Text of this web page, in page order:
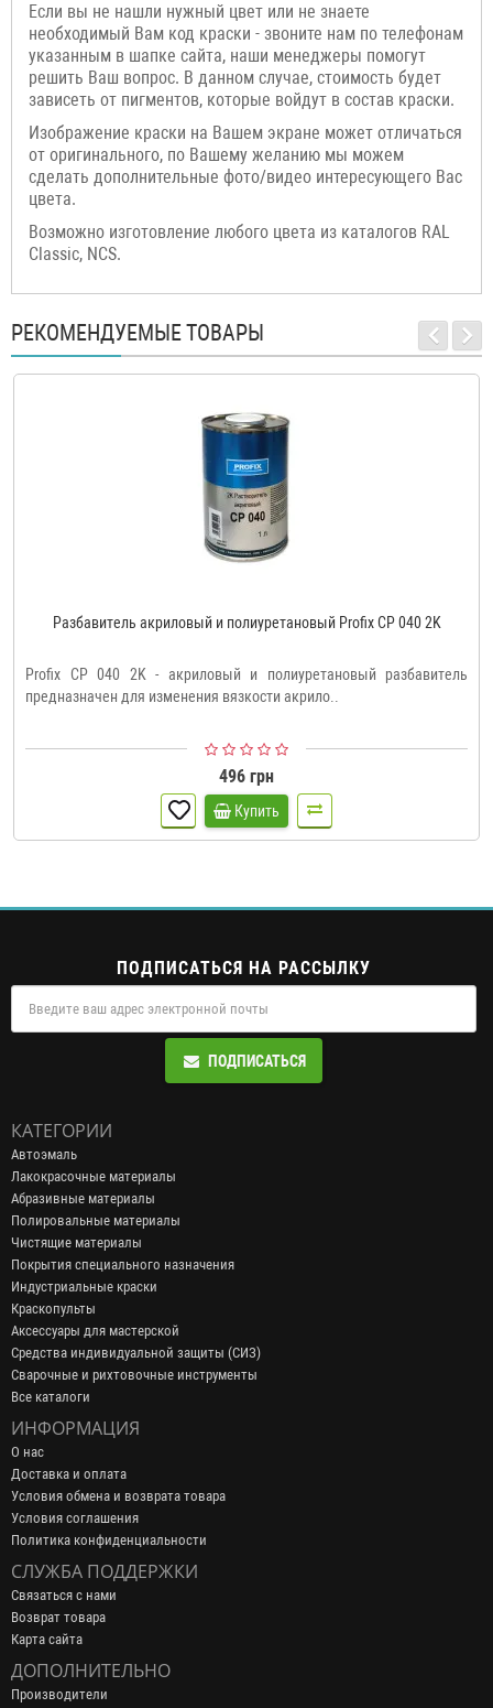
Если вы не нашли нужный цвет или не знаете
необходимый Вам код краски - звоните нам по телефонам
указанным в шапке сайта, наши менеджеры помогут
решить Ваш вопрос. В данном случае, стоимость будет
зависеть от пигментов, которые войдут в состав краски.
Изображение краски на Вашем экране может отличаться
от оригинального, по Вашему желанию мы можем
сделать дополнительные фото/видео интересующего Вас
цвета.
Возможно изготовление любого цвета из каталогов RAL
Classic, NCS.
РЕКОМЕНДУЕМЫЕ ТОВАРЫ
Разбавитель акриловый и полиуретановый Profix CP 040 2K
Profix CP 040 2K - акриловый и полиуретановый разбавитель
предназначен для изменения вязкости акрило..
496 грн
Купить
ПОДПИСАТЬСЯ НА РАССЫЛКУ
ПОДПИСАТЬСЯ
КАТЕГОРИИ
Автоэмаль
Лакокрасочные материалы
Абразивные материалы
Полировальные материалы
Чистящие материалы
Покрытия специального назначения
Индустриальные краски
Краскопульты
Аксессуары для мастерской
Средства индивидуальной защиты (СИЗ)
Сварочные и рихтовочные инструменты
Все каталоги
ИНФОРМАЦИЯ
О нас
Доставка и оплата
Условия обмена и возврата товара
Условия соглашения
Политика конфиденциальности
СЛУЖБА ПОДДЕРЖКИ
Связаться с нами
Возврат товара
Карта сайта
ДОПОЛНИТЕЛЬНО
Производители